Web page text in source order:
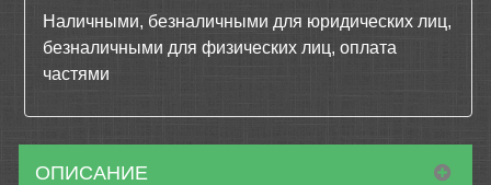
Наличными, безналичными для юридических лиц,
безналичными для физических лиц, оплата
частями
ОПИСАНИЕ